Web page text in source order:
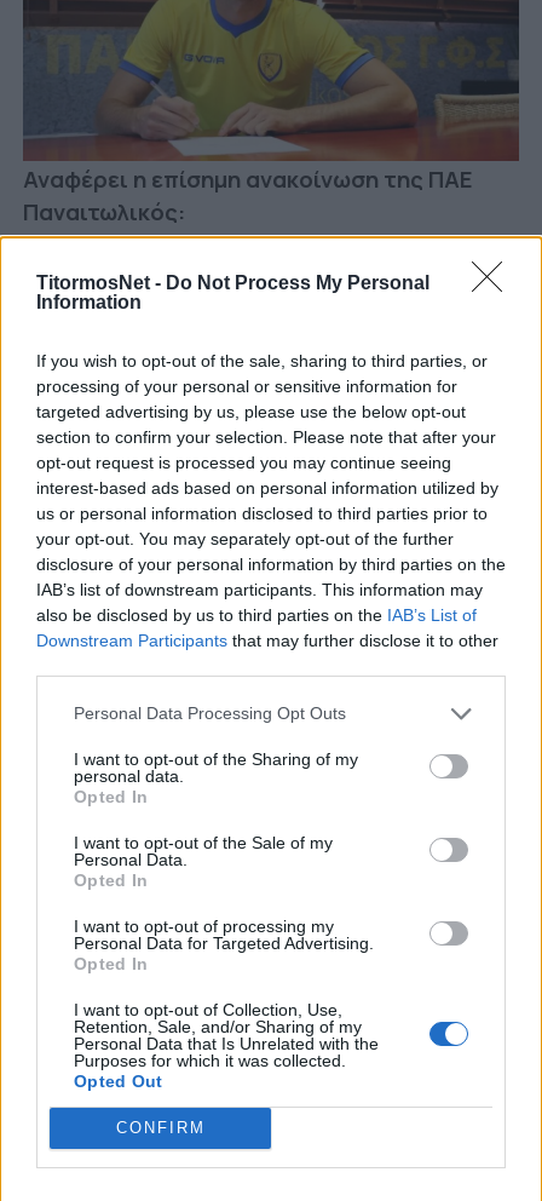
TitormosNet - Do Not Process My Personal
Information
If you wish to opt-out of the sale, sharing to third parties, or
processing of your personal or sensitive information for
targeted advertising by us, please use the below opt-out
section to confirm your selection. Please note that after your
opt-out request is processed you may continue seeing
interest-based ads based on personal information utilized by
us or personal information disclosed to third parties prior to
your opt-out. You may separately opt-out of the further
disclosure of your personal information by third parties on the
IAB’s list of downstream participants. This information may
also be disclosed by us to third parties on the IAB’s List of
Downstream Participants that may further disclose it to other
Personal Data Processing Opt Outs
I want to opt-out of the Sharing of my
personal data.
Opted In
I want to opt-out of the Sale of my
Personal Data.
Opted In
I want to opt-out of processing my
Personal Data for Targeted Advertising.
Opted In
I want to opt-out of Collection, Use,
Retention, Sale, and/or Sharing of my
Personal Data that Is Unrelated with the
Purposes for which it was collected.
Opted Out
CONFIRM
Αναφέρει η επίσημη ανακοίνωση της ΠΑΕ
Παναιτωλικός:
«Ο Μπράνκο Βργκοτς (Branko Vrgoc) υπέγραψε
συμβόλαιο με τον Παναιτωλικό, διάρκειας δύο
Ο 31χρονος Κροάτης κεντρικός αμυντικός
αγωνίζονταν την τελευταία διετία στην
Ανόρθωση, ενώ προηγούμενες ομάδες του ήταν
η Μακάμπι Νετάνια στο Ισραήλ, η Σπλιτ, η
Όσιγιεκ και η Σλάβονατς στην πατρίδα του».